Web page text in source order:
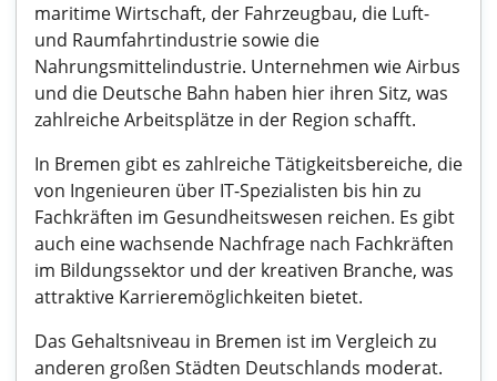
maritime Wirtschaft, der Fahrzeugbau, die Luft-
und Raumfahrtindustrie sowie die
Nahrungsmittelindustrie. Unternehmen wie Airbus
und die Deutsche Bahn haben hier ihren Sitz, was
zahlreiche Arbeitsplätze in der Region schafft.
In Bremen gibt es zahlreiche Tätigkeitsbereiche, die
von Ingenieuren über IT-Spezialisten bis hin zu
Fachkräften im Gesundheitswesen reichen. Es gibt
auch eine wachsende Nachfrage nach Fachkräften
im Bildungssektor und der kreativen Branche, was
attraktive Karrieremöglichkeiten bietet.
Das Gehaltsniveau in Bremen ist im Vergleich zu
anderen großen Städten Deutschlands moderat.